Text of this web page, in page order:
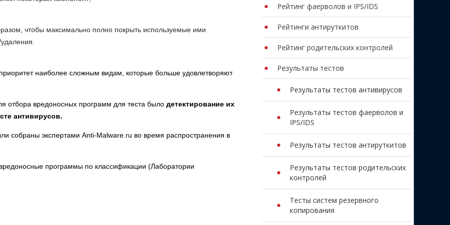
чтобы максимально полно покрыть используемые ими
наиболее сложным видам, которые больше удовлетворяют
отбора вредоносных программ для теста было детектирование их
антивирусов.
собраны экспертами Anti-Malware.ru во время распространения в
программы по классификации (Лаборатории
Рейтинг фаерволов и IPS/IDS
Рейтинги антируткитов
Рейтинг родительских контролей
Результаты тестов
Результаты тестов антивирусов
Результаты тестов фаерволов и
IPS/IDS
Результаты тестов антируткитов
Результаты тестов родительских
контролей
Тесты систем резервного
копирования